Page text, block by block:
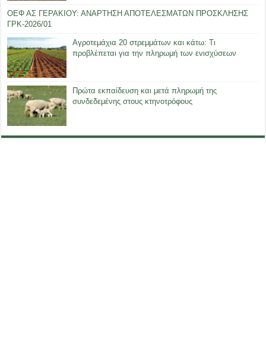
ΟΕΦ ΑΣ ΓΕΡΑΚΙΟΥ: ΑΝΑΡΤΗΣΗ ΑΠΟΤΕΛΕΣΜΑΤΩΝ ΠΡΟΣΚΛΗΣΗΣ
ΓΡΚ-2026/01
Αγροτεμάχια 20 στρεμμάτων και κάτω: Τι
προβλέπεται για την πληρωμή των ενισχύσεων
Πρώτα εκπαίδευση και μετά πληρωμή της
συνδεδεμένης στους κτηνοτρόφους